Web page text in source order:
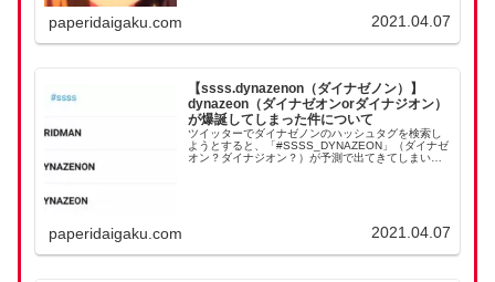
paperidaigaku.com 2021.04.07
【ssss.dynazenon（ダイナゼノン）】
dynazeon（ダイナゼオンorダイナジオン）
が爆誕してしまった件について
ツイッターでダイナゼノンのハッシュタグを検索し
ようとすると、「#SSSS_DYNAZEON」（ダイナゼ
オン？ダイナジオン？）が予測で出てきてしまいま
paperidaigaku.com 2021.04.07